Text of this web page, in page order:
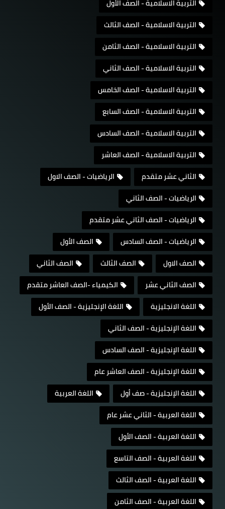
التربية الاسلامية - الصف الأول
التربية الاسلامية - الصف الثالث
التربية الاسلامية - الصف الثامن
التربية الاسلامية - الصف الثاني
التربية الاسلامية - الصف الخامس
التربية الاسلامية - الصف السابع
التربية الاسلامية - الصف السادس
التربية الاسلامية - الصف العاشر
الثاني عشر متقدم
الرياضيات - الصف الاول
الرياضيات - الصف الثاني
الرياضيات - الصف الثاني عشر متقدم
الرياضيات - الصف السادس
الصف الأول
الصف الاول
الصف الثالث
الصف الثاني
الصف الثاني عشر
الكيمياء -الصف العاشر متقدم
اللغة الانجليزية
اللغة الإنجليزية - الصف الأول
اللغة الإنجليزية - الصف الثاني
اللغة الإنجليزية - الصف السادس
اللغة الإنجليزية - الصف العاشر عام
اللغة الإنجليزية - صف أول
اللغة العربية
اللغة العربية - الثاني عشر عام
اللغة العربية - الصف الأول
اللغة العربية - الصف التاسع
اللغة العربية - الصف الثالث
اللغة العربية - الصف الثامن